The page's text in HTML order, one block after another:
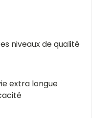
niveaux de qualité
extra longue